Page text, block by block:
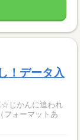
！データ入
じかんに追われ
フォーマットあ